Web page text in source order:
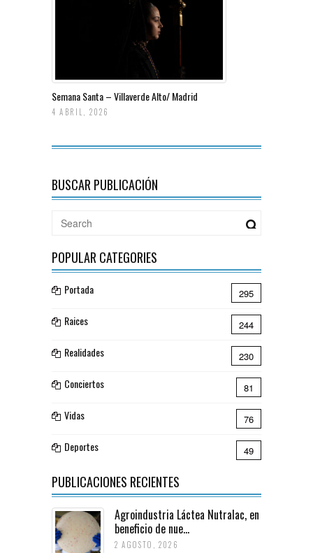
Semana Santa – Villaverde Alto/ Madrid
4 ABRIL, 2026
BUSCAR PUBLICACIÓN
POPULAR CATEGORIES
Portada 295
Raices 244
Realidades 230
Conciertos 81
Vidas 76
Deportes 49
PUBLICACIONES RECIENTES
Agroindustria Láctea Nutralac, en
beneficio de nue...
2 AGOSTO, 2026